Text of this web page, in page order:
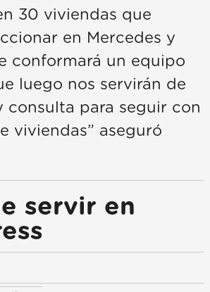
30 viviendas que
en Mercedes y
conformará un equipo
luego nos servirán de
consulta para seguir con
viviendas” aseguró
servir en